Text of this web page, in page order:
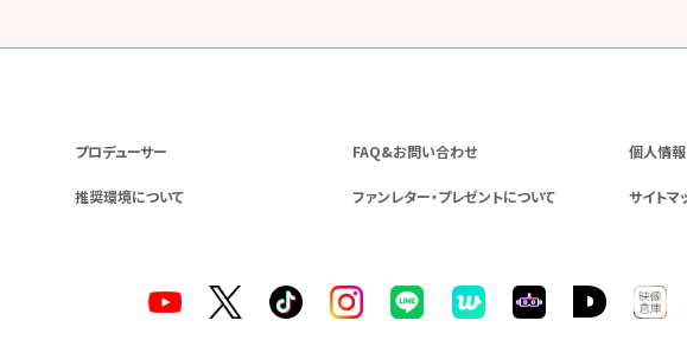
プロデューサー FAQ&お問い合わせ 個人情
推奨環境について ファンレター・プレゼントについて サイトマ